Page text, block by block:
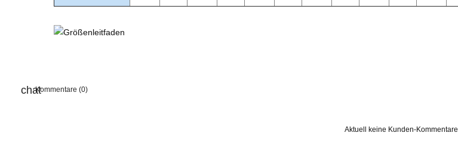
Kommentare (0)
Aktuell keine Kunden-Kommentare